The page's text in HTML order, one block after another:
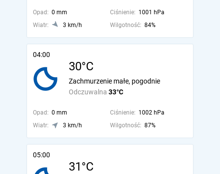
Opad: 0 mm Ciśnienie: 1001 hPa
Wiatr:
3 km/h Wilgotność: 84%
04:00
30°C
Odczuwalna 33°C
Zachmurzenie małe, pogodnie
Opad: 0 mm Ciśnienie: 1002 hPa
Wiatr:
3 km/h Wilgotność: 87%
05:00
31°C